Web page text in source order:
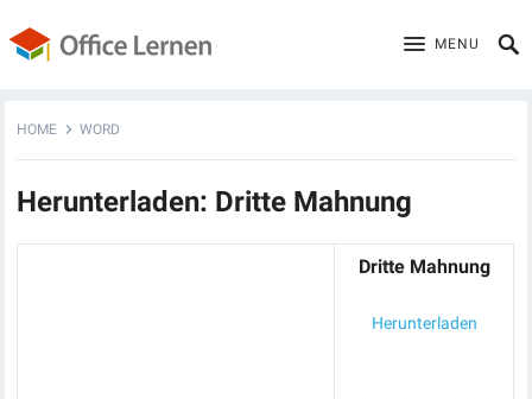
MENU
HOME WORD
Herunterladen: Dritte Mahnung
Dritte Mahnung
Herunterladen